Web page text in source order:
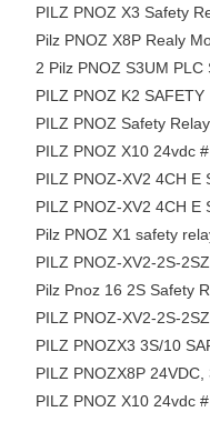
PILZ PNOZ X3 Safety
Pilz PNOZ X8P Realy
2 Pilz PNOZ S3UM PLC
PILZ PNOZ K2 SAFETY
PILZ PNOZ Safety Relay
PILZ PNOZ X10 24vdc
PILZ PNOZ-XV2 4CH E
PILZ PNOZ-XV2 4CH E
Pilz PNOZ X1 safety
PILZ PNOZ-XV2-2S-2SZ
Pilz Pnoz 16 2S Safety
PILZ PNOZ-XV2-2S-2SZ
PILZ PNOZX3 3S/10
PILZ PNOZX8P 24VDC,
PILZ PNOZ X10 24vdc